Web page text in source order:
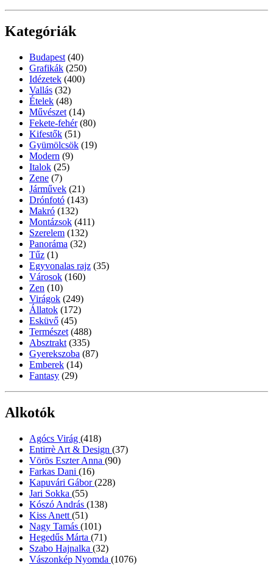
Kategóriák
Budapest (40)
Grafikák (250)
Idézetek (400)
Vallás (32)
Ételek (48)
Művészet (14)
Fekete-fehér (80)
Kifestők (51)
Gyümölcsök (19)
Modern (9)
Italok (25)
Zene (7)
Járművek (21)
Drónfotó (143)
Makró (132)
Montázsok (411)
Szerelem (132)
Panoráma (32)
Tűz (1)
Egyvonalas rajz (35)
Városok (160)
Zen (10)
Virágok (249)
Állatok (172)
Esküvő (45)
Természet (488)
Absztrakt (335)
Gyerekszoba (87)
Emberek (14)
Fantasy (29)
Alkotók
Agócs Virág (418)
Entirrè Art & Design (37)
Vörös Eszter Anna (90)
Farkas Dani (16)
Kapuvári Gábor(228)
Jari Sokka (55)
Kószó András (138)
Kiss Anett (51)
Nagy Tamás (101)
Hegedűs Márta (71)
Szabo Hajnalka (32)
Vászonkép Nyomda (1076)